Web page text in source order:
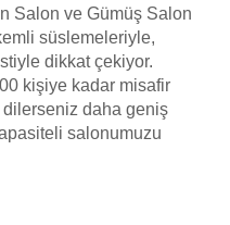
Salon ve Gümüş Salon
süslemeleriyle,
dikkat çekiyor.
kişiye kadar misafir
daha geniş
salonumuzu